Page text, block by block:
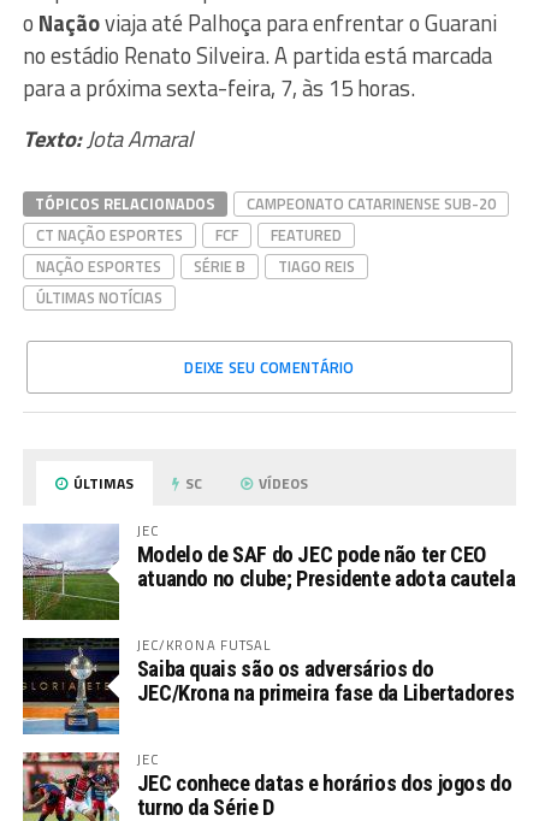
o Naçãoviaja até Palhoça para enfrentar o Guarani
no estádio Renato Silveira. A partida está marcada
para a próxima sexta-feira, 7, às 15 horas.
Texto:Jota Amaral
TÓPICOS RELACIONADOS
CAMPEONATO CATARINENSE SUB-20
CT NAÇÃO ESPORTES
FCF
FEATURED
NAÇÃO ESPORTES
SÉRIE B
TIAGO REIS
ÚLTIMAS NOTÍCIAS
DEIXE SEU COMENTÁRIO
ÚLTIMAS SC VÍDEOS
JEC
Modelo de SAF do JEC pode não ter CEO
atuando no clube; Presidente adota cautela
JEC/KRONA FUTSAL
Saiba quais são os adversários do
JEC/Krona na primeira fase da Libertadores
JEC
JEC conhece datas e horários dos jogos do
turno da Série D